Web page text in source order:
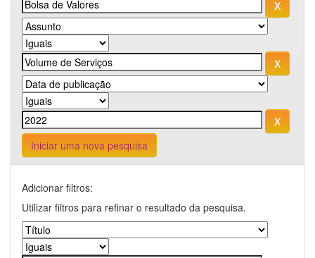
Iniciar uma nova pesquisa
Adicionar filtros:
Utilizar filtros para refinar o resultado da pesquisa.